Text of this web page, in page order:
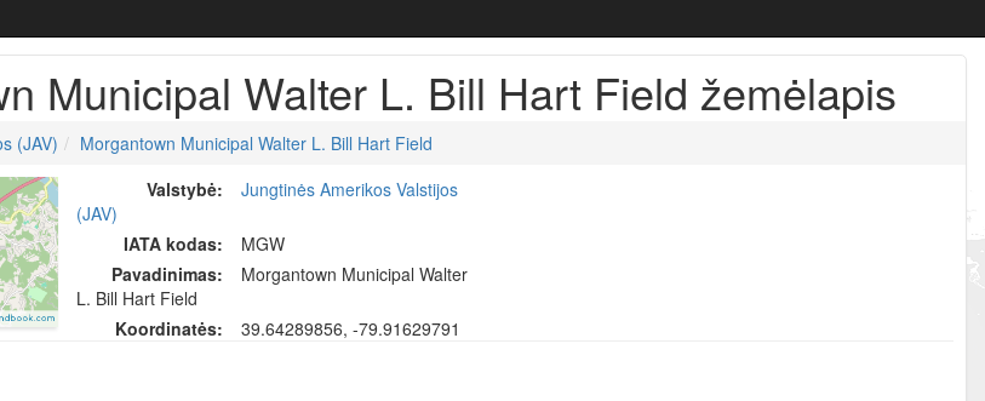
Municipal Walter L. Bill Hart Field žemėlapis
(JAV)
Morgantown Municipal Walter L. Bill Hart Field
Valstybė:
Jungtinės Amerikos Valstijos
(JAV)
IATA kodas:
MGW
Pavadinimas:
Morgantown Municipal Walter
L. Bill Hart Field
Koordinatės:
39.64289856, -79.91629791